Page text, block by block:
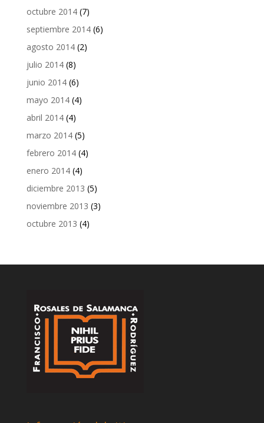
octubre 2014(7)
septiembre 2014(6)
agosto 2014(2)
julio 2014(8)
junio 2014(6)
mayo 2014(4)
abril 2014(4)
marzo 2014(5)
febrero 2014(4)
enero 2014(4)
diciembre 2013 (5)
noviembre 2013 (3)
octubre 2013 (4)